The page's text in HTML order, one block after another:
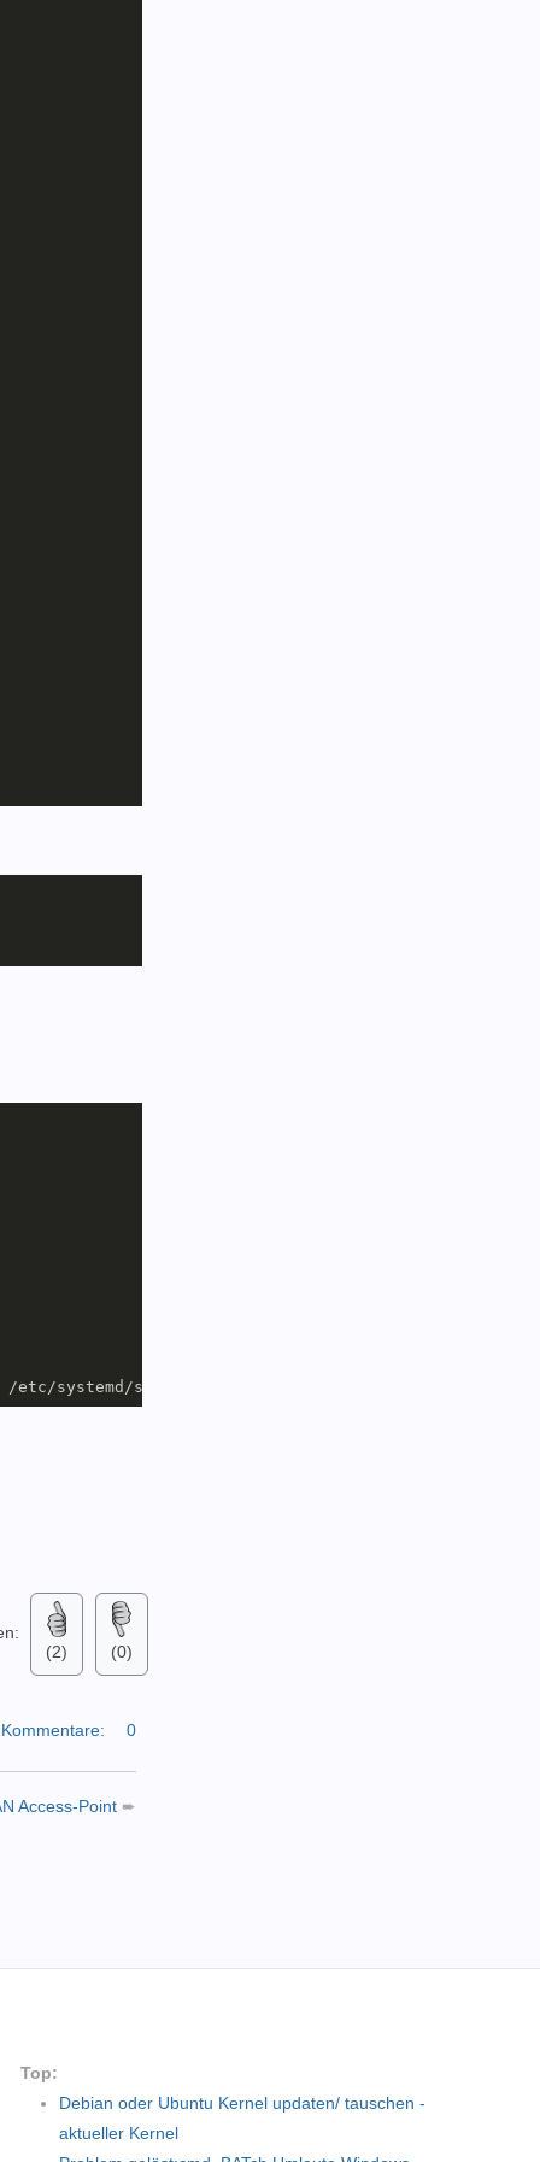
(2)
(0)
Kommentare: 0
Access-Point ➨
Top:
Debian oder Ubuntu Kernel updaten/ tauschen -
aktueller Kernel